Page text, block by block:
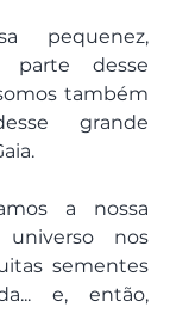
pequenez,
parte desse
também
grande
a nossa
nos
sementes
e, então,